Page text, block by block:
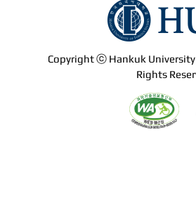
Copyright ⓒ Hankuk
Rights